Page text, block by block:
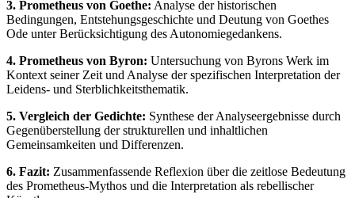
3. Prometheus von Goethe: Analyse der historischen
Bedingungen, Entstehungsgeschichte und Deutung von Goethes
Ode unter Berücksichtigung des Autonomiegedankens.
4. Prometheus von Byron: Untersuchung von Byrons Werk im
Kontext seiner Zeit und Analyse der spezifischen Interpretation der
Leidens- und Sterblichkeitsthematik.
5. Vergleich der Gedichte: Synthese der Analyseergebnisse durch
Gegenüberstellung der strukturellen und inhaltlichen
Gemeinsamkeiten und Differenzen.
6. Fazit: Zusammenfassende Reflexion über die zeitlose Bedeutung
des Prometheus-Mythos und die Interpretation als rebellischer